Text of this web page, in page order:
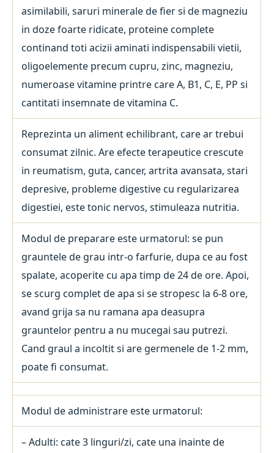
asimilabili, saruri minerale de fier si de magneziu
in doze foarte ridicate, proteine complete
continand toti acizii aminati indispensabili vietii,
oligoelemente precum cupru, zinc, magneziu,
numeroase vitamine printre care A, B1, C, E, PP si
cantitati insemnate de vitamina C.
Reprezinta un aliment echilibrant, care ar trebui
consumat zilnic. Are efecte terapeutice crescute
in reumatism, guta, cancer, artrita avansata, stari
depresive, probleme digestive cu regularizarea
digestiei, este tonic nervos, stimuleaza nutritia.
Modul de preparare este urmatorul: se pun
grauntele de grau intr-o farfurie, dupa ce au fost
spalate, acoperite cu apa timp de 24 de ore. Apoi,
se scurg complet de apa si se stropesc la 6-8 ore,
avand grija sa nu ramana apa deasupra
grauntelor pentru a nu mucegai sau putrezi.
Cand graul a incoltit si are germenele de 1-2 mm,
poate fi consumat.
Modul de administrare este urmatorul:
– Adulti: cate 3 linguri/zi, cate una inainte de